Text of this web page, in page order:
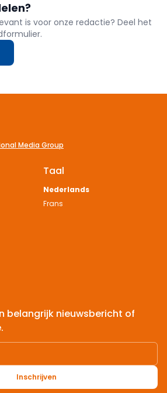
is voor onze redactie? Deel het
Media Group
Taal
Nederlands
Frans
belangrijk nieuwsbericht of
Inschrijven